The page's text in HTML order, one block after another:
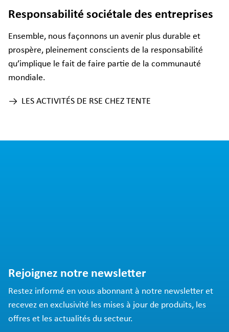
Responsabilité sociétale des entreprises
Ensemble, nous façonnons un avenir plus durable et
prospère, pleinement conscients de la responsabilité
qu’implique le fait de faire partie de la communauté
mondiale.
LES ACTIVITÉS DE RSE CHEZ TENTE
Rejoignez notre newsletter
Restez informé en vous abonnant à notre newsletter et
recevez en exclusivité les mises à jour de produits, les
offres et les actualités du secteur.